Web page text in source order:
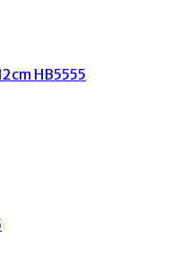
HB5555